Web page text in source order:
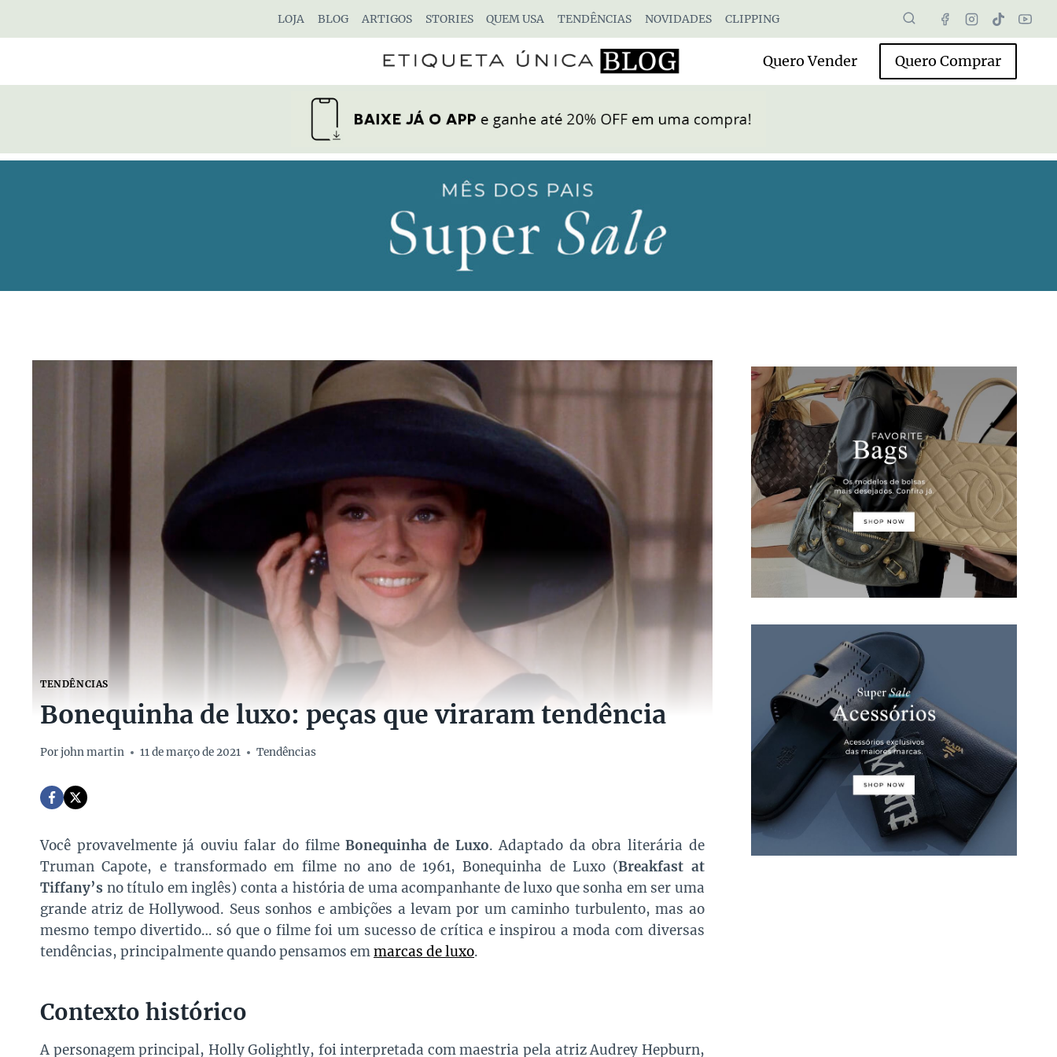
LOJA BLOG ARTIGOS STORIES QUEM USA TENDÊNCIAS NOVIDADES CLIPPING
Quero Vender Quero Comprar
TENDÊNCIAS
Bonequinha de luxo: peças que viraram tendência
Porjohn martin 11 de março de 2021 Tendências
Você provavelmente já ouviu falar do filmeBonequinha de Luxo. Adaptado da obra literária de
Truman Capote, e transformado em filme no ano de 1961, Bonequinha de Luxo (Breakfast at
Tiffany’s no título em inglês) conta a história de uma acompanhante de luxo que sonha em ser uma
grande atriz de Hollywood. Seus sonhos e ambições a levam por um caminho turbulento, mas ao
mesmo tempo divertido… só que o filme foi um sucesso de crítica e inspirou a moda com diversas
tendências, principalmente quando pensamos emmarcas de luxo.
Contexto histórico
A personagem principal, Holly Golightly, foi interpretada com maestria pela atriz Audrey Hepburn,